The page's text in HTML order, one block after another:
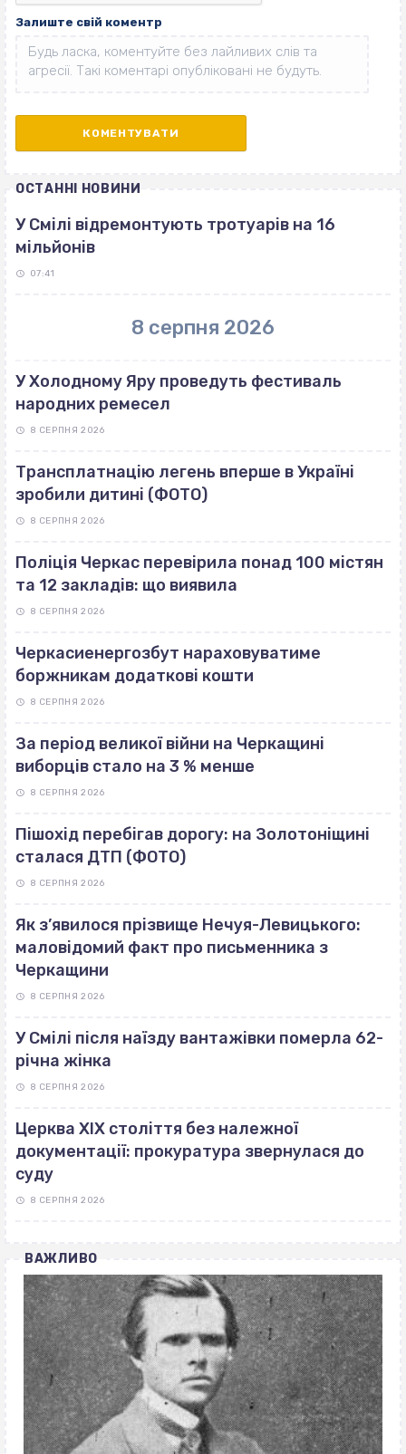
Залиште свій коментр
ОСТАННІ НОВИНИ
У Смілі відремонтують тротуарів на 16
мільйонів
07:41
8 серпня 2026
У Холодному Яру проведуть фестиваль
народних ремесел
8 СЕРПНЯ 2026
Трансплатнацію легень вперше в Україні
зробили дитині (ФОТО)
8 СЕРПНЯ 2026
Поліція Черкас перевірила понад 100 містян
та 12 закладів: що виявила
8 СЕРПНЯ 2026
Черкасиенергозбут нараховуватиме
боржникам додаткові кошти
8 СЕРПНЯ 2026
За період великої війни на Черкащині
виборців стало на 3 % менше
8 СЕРПНЯ 2026
Пішохід перебігав дорогу: на Золотоніщині
сталася ДТП (ФОТО)
8 СЕРПНЯ 2026
Як з’явилося прізвище Нечуя-Левицького:
маловідомий факт про письменника з
Черкащини
8 СЕРПНЯ 2026
У Смілі після наїзду вантажівки померла 62-
річна жінка
8 СЕРПНЯ 2026
Церква ХІХ століття без належної
документації: прокуратура звернулася до
суду
8 СЕРПНЯ 2026
ВАЖЛИВО